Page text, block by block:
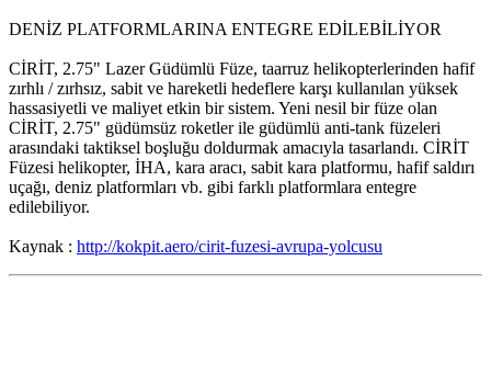
DENİZ PLATFORMLARINA ENTEGRE EDİLEBİLİYOR
CİRİT, 2.75" Lazer Güdümlü Füze, taarruz helikopterlerinden hafif
zırhlı / zırhsız, sabit ve hareketli hedeflere karşı kullanılan yüksek
hassasiyetli ve maliyet etkin bir sistem. Yeni nesil bir füze olan
CİRİT, 2.75" güdümsüz roketler ile güdümlü anti-tank füzeleri
arasındaki taktiksel boşluğu doldurmak amacıyla tasarlandı. CİRİT
Füzesi helikopter, İHA, kara aracı, sabit kara platformu, hafif saldırı
uçağı, deniz platformları vb. gibi farklı platformlara entegre
edilebiliyor.
Kaynak : http://kokpit.aero/cirit-fuzesi-avrupa-yolcusu